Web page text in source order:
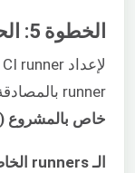
الخطوة 5: الحصول على رموز التسجيل وربط GitLab Runner
runner بالمصادقة مع مثيل خادم GitLab الخاص بك. هناك نوعان من الرموز اعتمادًا على كيفية استخدامك للـ runner:
خاص بالمشروع (project-specific)
الـ runners الخاصة بالمشروع